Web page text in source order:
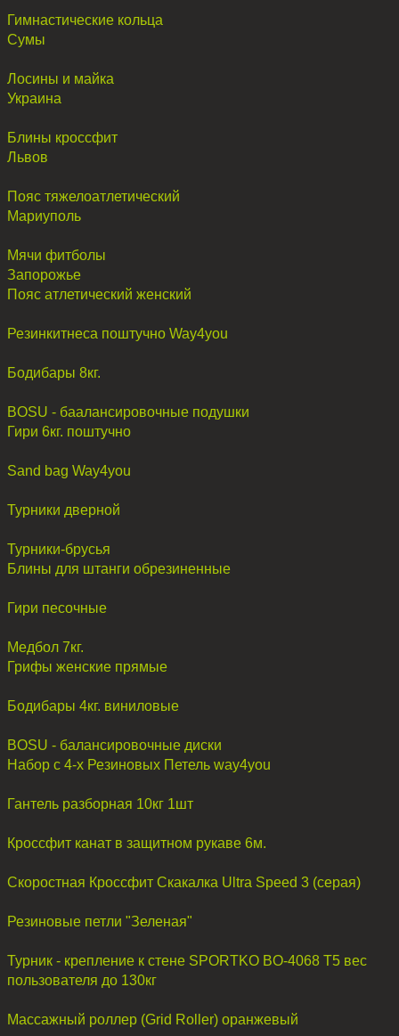
Гимнастические кольца
Сумы
Лосины и майка
Украина
Блины кроссфит
Львов
Пояс тяжелоатлетический
Мариуполь
Мячи фитболы
Запорожье
Пояс атлетический женский
Резинкитнеса поштучно Way4you
Бодибары 8кг.
BOSU - баалансировочные подушки
Гири 6кг. поштучно
Sand bag Way4you
Турники дверной
Турники-брусья
Блины для штанги обрезиненные
Гири песочные
Медбол 7кг.
Грифы женские прямые
Бодибары 4кг. виниловые
BOSU - балансировочные диски
Набор с 4-х Резиновых Петель way4you
Гантель разборная 10кг 1шт
Кроссфит канат в защитном рукаве 6м.
Скоростная Кроссфит Скакалка Ultra Speed 3 (серая)
Резиновые петли "Зеленая"
Турник - крепление к стене SPORTKO BO-4068 T5 вес
пользователя до 130кг
Массажный роллер (Grid Roller) оранжевый